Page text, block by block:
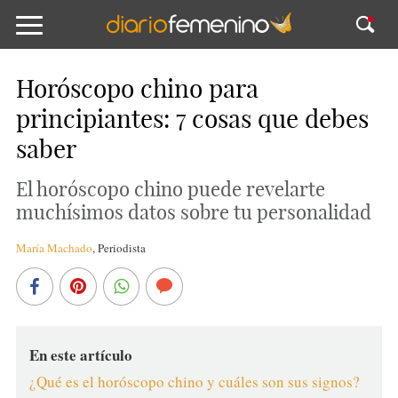
Horóscopo chino para
principiantes: 7 cosas que debes
saber
El horóscopo chino puede revelarte
muchísimos datos sobre tu personalidad
María Machado,Periodista
En este artículo
¿Qué es el horóscopo chino y cuáles son sus signos?